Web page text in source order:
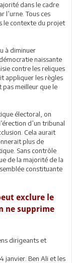
dans le cadre
l’urne. Tous ces
le contexte du projet
à diminuer
naissante
contre les reliques
appliquer les règles
pas meilleur que le
électoral, on
d’un tribunal
Cela aurait
plus de
Sans contrôle
de la majorité de la
constituante
exclure le
ne supprime
dirigeants et
janvier. Ben Ali et les